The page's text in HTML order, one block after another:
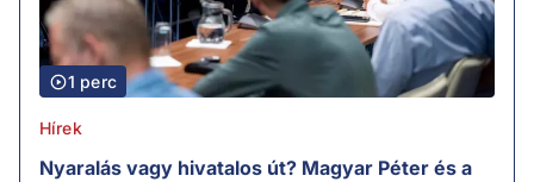
1 perc
Hírek
Nyaralás vagy hivatalos út? Magyar Péter és a